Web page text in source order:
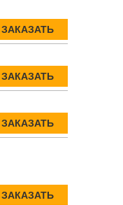
ЗАКАЗАТЬ
ЗАКАЗАТЬ
ЗАКАЗАТЬ
ЗАКАЗАТЬ